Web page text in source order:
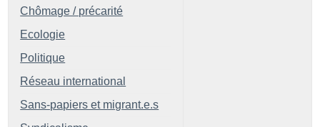
Chômage / précarité
Ecologie
Politique
Réseau international
Sans-papiers et migrant.e.s